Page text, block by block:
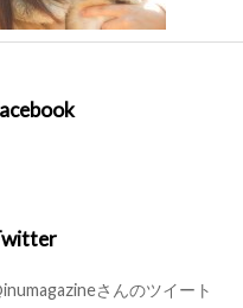
さんのツイート